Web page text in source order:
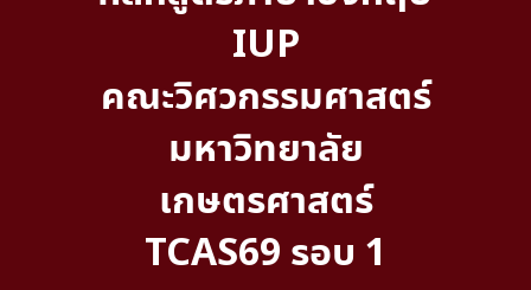
IUP
คณะวิศวกรรมศาสตร์
มหาวิทยาลัย
เกษตรศาสตร์
TCAS69 รอบ 1